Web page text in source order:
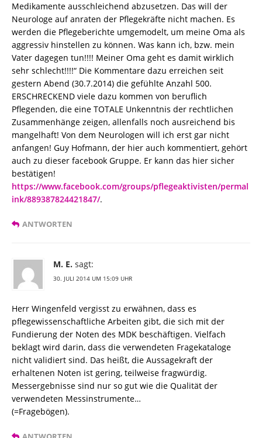
Medikamente ausschleichend abzusetzen. Das will der
Neurologe auf anraten der Pflegekräfte nicht machen. Es
werden die Pflegeberichte umgemodelt, um meine Oma als
aggressiv hinstellen zu können. Was kann ich, bzw. mein
Vater dagegen tun!!!! Meiner Oma geht es damit wirklich
sehr schlecht!!!!“ Die Kommentare dazu erreichen seit
gestern Abend (30.7.2014) die gefühlte Anzahl 500.
ERSCHRECKEND viele dazu kommen von beruflich
Pflegenden, die eine TOTALE Unkenntnis der rechtlichen
Zusammenhänge zeigen, allenfalls noch ausreichend bis
mangelhaft! Von dem Neurologen will ich erst gar nicht
anfangen! Guy Hofmann, der hier auch kommentiert, gehört
auch zu dieser facebook Gruppe. Er kann das hier sicher
bestätigen!
https://www.facebook.com/groups/pflegeaktivisten/permal
ink/889387824421847/.
ANTWORTEN
M. E. sagt:
30. JULI 2014 UM 15:09 UHR
Herr Wingenfeld vergisst zu erwähnen, dass es
pflegewissenschaftliche Arbeiten gibt, die sich mit der
Fundierung der Noten des MDK beschäftigen. Vielfach
beklagt wird darin, dass die verwendeten Fragekataloge
nicht validiert sind. Das heißt, die Aussagekraft der
erhaltenen Noten ist gering, teilweise fragwürdig.
Messergebnisse sind nur so gut wie die Qualität der
verwendeten Messinstrumente…
(=Fragebögen).